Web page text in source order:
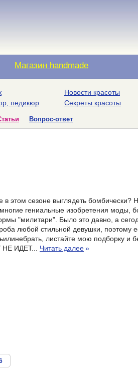
Магазин handmade
педикюр
Новости красоты
Секреты красоты
Вопрос-ответ
в этом сезоне выглядеть
гениальные изобретения моды,
"милитари". Было это давно, а
любой стильной девушки, поэтому
листайте мою подборку и
ИДЕТ... Читать далее»